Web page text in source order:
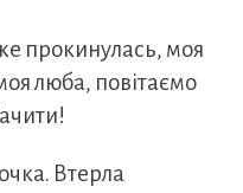
прокинулась, моя
люба, повітаємо
Втерла